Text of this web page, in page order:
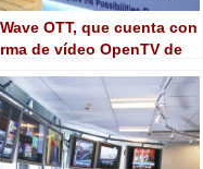
OTT, que cuenta con
de vídeo OpenTV de